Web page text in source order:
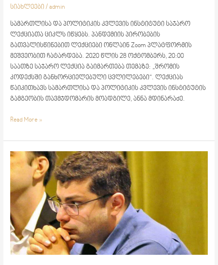
სიახლეები /admin
სამართლისა და პოლიტიკის კვლევის ინსტიტუტი საჯარო
ლექციათა ციკლს იწყებს. პანდემიის პირობების
გათვალისწინებით ლექციები ონლაინ Zoom პლატფორმის
მეშვეობით ჩატარდება. 2020 წლის 28 ოქტომბერს, 20:00
საათზე საჯარო ლექცია გაიმართება თემაზე: „შრომის
კოდექსში განხორციელებული ცვლილებები“. ლექციას
წაიკითხავს სამართლისა და პოლიტიკის კვლევის ინსტიტუტის
გამგეობის თავმჯდომარის მოადგილე, ანნა მდინარაძე.
Read More »
სამართლისა
და
პოლიტიკის
კვლევის
ინსტიტუტის
გენერალური
მდივანი
გიორგი
გობრონიძე
–